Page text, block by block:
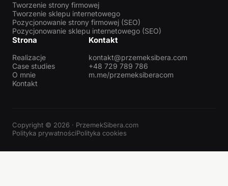
Tworzenie strony firmowej
Tworzenie sklepu internetowego
Pozycjonowanie strony firmowej (SEO)
Pozycjonowanie sklepu internetowego (SEO)
Strona
Realizacje
Case studies
O mnie
Kontakt
Kontakt
kontakt@przemeksibera.com
+48 729 789 786
m.me/przemeksiberacom
Copyright © 2026 · PrzemekSibera.com
Polityka prywatnościPolityka cookies